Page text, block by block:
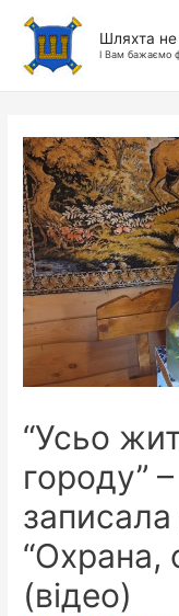
Шляхта
І Вам бажаємо
“Усьо
городу”
“Охрана,
(відео)